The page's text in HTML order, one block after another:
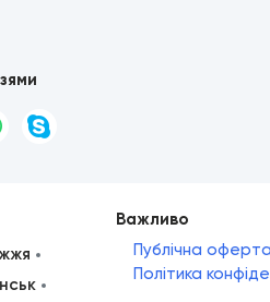
Важливо
Публічна оферта
Політика